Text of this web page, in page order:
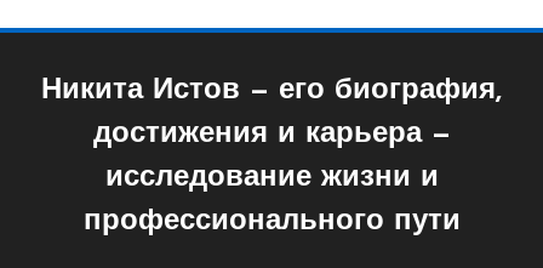
Никита Истов — его биография,
достижения и карьера —
исследование жизни и
профессионального пути